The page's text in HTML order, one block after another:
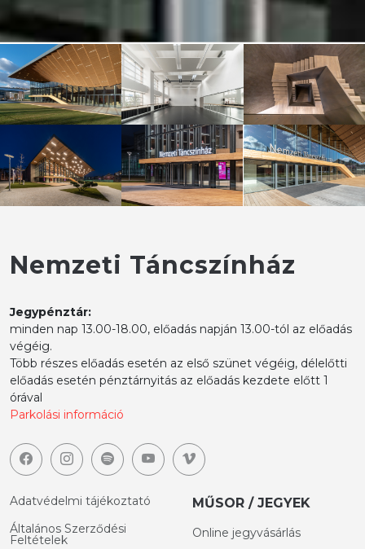
Nemzeti Táncszínház
Jegypénztár:
minden nap 13.00-18.00, előadás napján 13.00-tól az előadás
végéig.
Több részes előadás esetén az első szünet végéig, délelőtti
előadás esetén pénztárnyitás az előadás kezdete előtt 1
órával
Parkolási információ
Adatvédelmi tájékoztató
Általános Szerződési
Feltételek
MŰSOR / JEGYEK
Online jegyvásárlás